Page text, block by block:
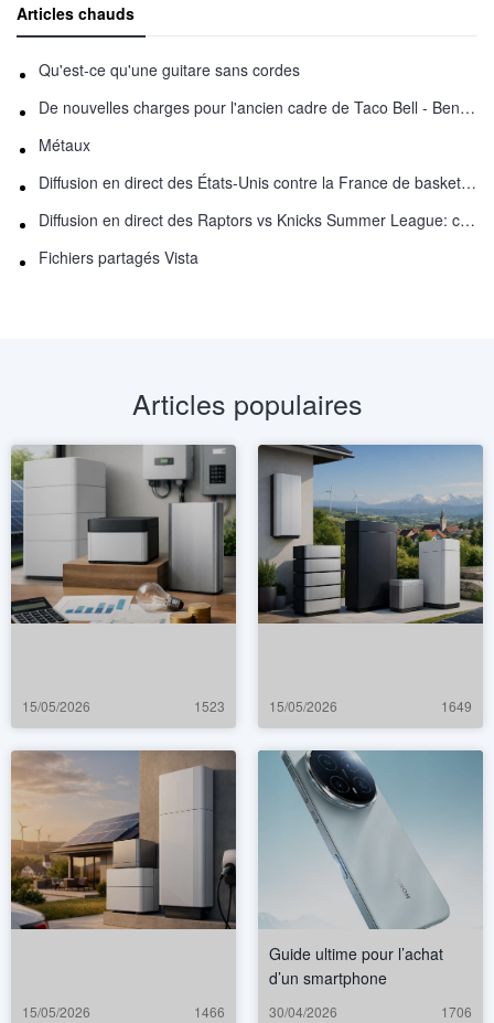
Articles chauds
Qu'est-ce qu'une guitare sans cordes
De nouvelles charges pour l'ancien cadre de Taco Bell - Benjamin Golden - dans Uber fracas
Métaux
Diffusion en direct des États-Unis contre la France de basket-ball : comment regarder en ligne
Diffusion en direct des Raptors vs Knicks Summer League: comment regarder
Fichiers partagés Vista
Articles populaires
15/05/2026 1523 15/05/2026 1649
15/05/2026 1466
Guide ultime pour l’achat
d’un smartphone
30/04/2026 1706